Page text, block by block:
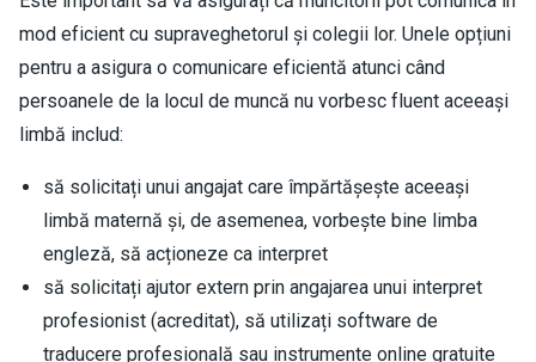
mod eficient cu supraveghetorul și colegii lor. Unele opțiuni
pentru a asigura o comunicare eficientă atunci când
persoanele de la locul de muncă nu vorbesc fluent aceeași
limbă includ:
să solicitați unui angajat care împărtășește aceeași
limbă maternă și, de asemenea, vorbește bine limba
engleză, să acționeze ca interpret
să solicitați ajutor extern prin angajarea unui interpret
profesionist (acreditat), să utilizați software de
traducere profesională sau instrumente online gratuite